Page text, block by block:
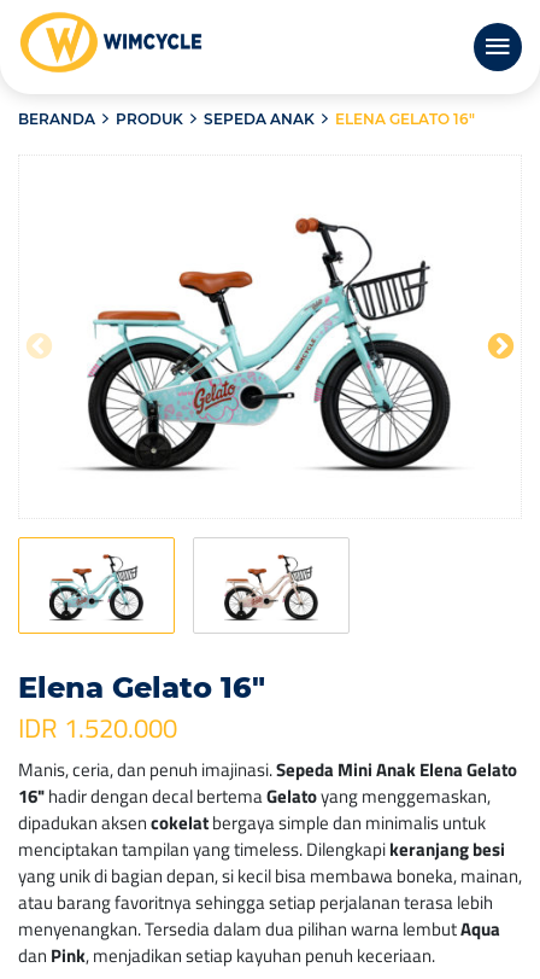
BERANDA PRODUK SEPEDA ANAK ELENA GELATO 16″
Elena Gelato 16″
IDR 1.520.000
Manis, ceria, dan penuh imajinasi.Sepeda Mini Anak Elena Gelato
16"hadir dengan decal bertemaGelatoyang menggemaskan,
dipadukan aksencokelatbergaya simple dan minimalis untuk
menciptakan tampilan yang timeless. Dilengkapikeranjang besi
yang unik di bagian depan, si kecil bisa membawa boneka, mainan,
atau barang favoritnya sehingga setiap perjalanan terasa lebih
menyenangkan. Tersedia dalam dua pilihan warna lembutAqua
dan Pink, menjadikan setiap kayuhan penuh keceriaan.